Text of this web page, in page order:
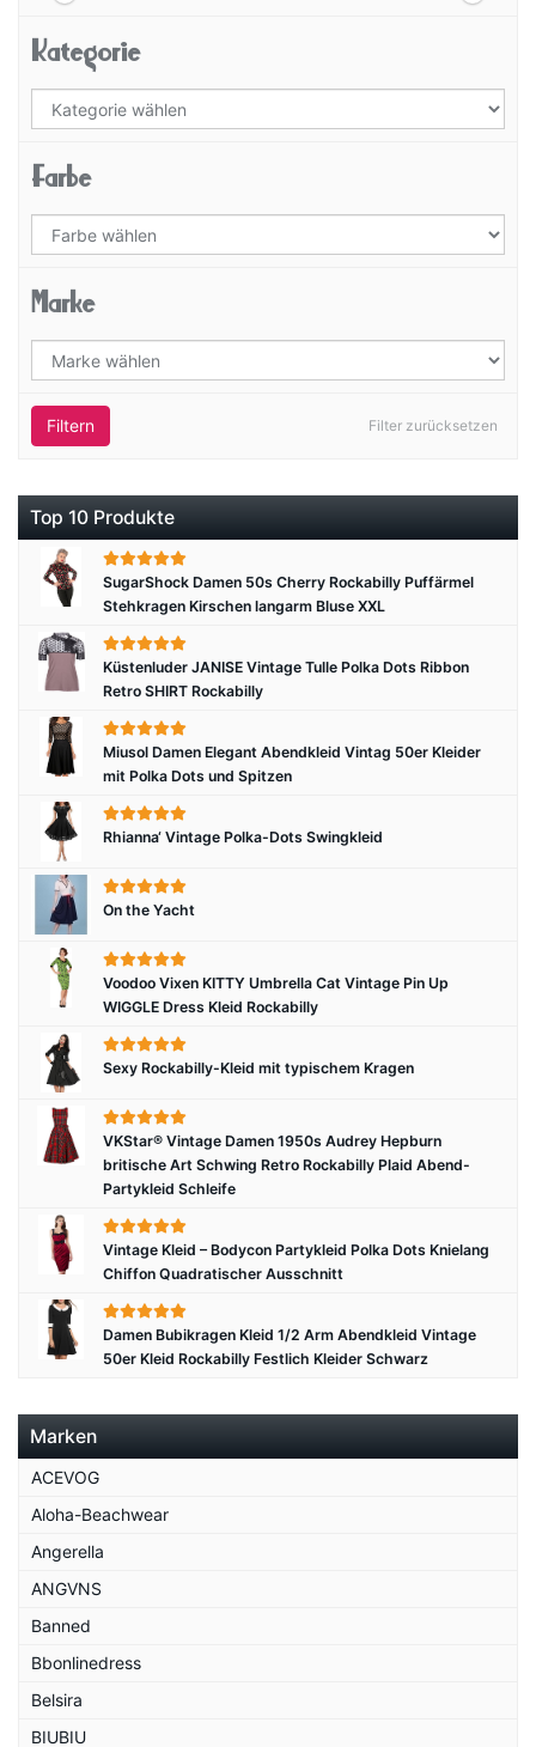
Kategorie
Farbe
Marke
Filter zurücksetzen
Filtern
Top 10 Produkte
SugarShock Damen 50s Cherry Rockabilly Puffärmel
Stehkragen Kirschen langarm Bluse XXL
Küstenluder JANISE Vintage Tulle Polka Dots Ribbon
Retro SHIRT Rockabilly
Miusol Damen Elegant Abendkleid Vintag 50er Kleider
mit Polka Dots und Spitzen
Rhianna‘ Vintage Polka-Dots Swingkleid
On the Yacht
Voodoo Vixen KITTY Umbrella Cat Vintage Pin Up
WIGGLE Dress Kleid Rockabilly
Sexy Rockabilly-Kleid mit typischem Kragen
VKStar® Vintage Damen 1950s Audrey Hepburn
britische Art Schwing Retro Rockabilly Plaid Abend-
Partykleid Schleife
Vintage Kleid – Bodycon Partykleid Polka Dots Knielang
Chiffon Quadratischer Ausschnitt
Damen Bubikragen Kleid 1/2 Arm Abendkleid Vintage
50er Kleid Rockabilly Festlich Kleider Schwarz
Marken
ACEVOG
Aloha-Beachwear
Angerella
ANGVNS
Banned
Bbonlinedress
Belsira
BIUBIU